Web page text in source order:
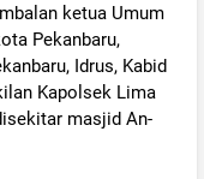
ketua Umum
Pekanbaru,
Idrus, Kabid
Kapolsek Lima
masjid An-